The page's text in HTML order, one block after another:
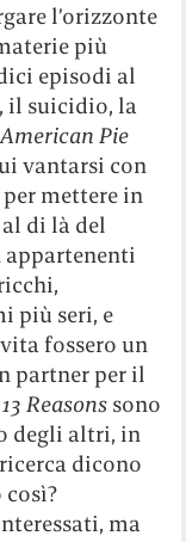
l’orizzonte
più
episodi al
il suicidio, la
American Pie
vantarsi con
mettere in
al di là del
appartenenti
più seri, e
fossero un
partner per il
13 Reasons sono
degli altri, in
dicono
così?
ma